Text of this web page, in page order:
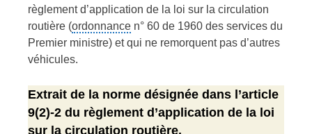
règlement d’application de la loi sur la circulation
routière (ordonnance n° 60 de 1960 des services du
Premier ministre) et qui ne remorquent pas d’autres
véhicules.
Extrait de la norme désignée dans l’article
9(2)-2 du règlement d’application de la loi
sur la circulation routière.